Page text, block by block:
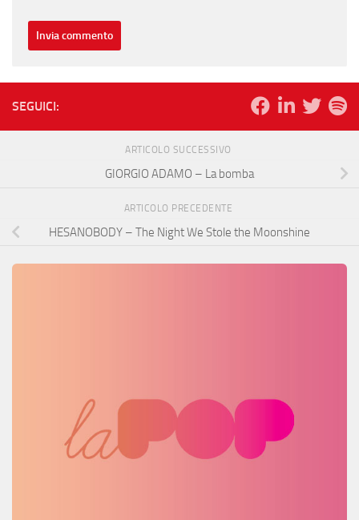
SEGUICI:
ARTICOLO SUCCESSIVO
GIORGIO ADAMO – La bomba
ARTICOLO PRECEDENTE
HESANOBODY – The Night We Stole the Moonshine